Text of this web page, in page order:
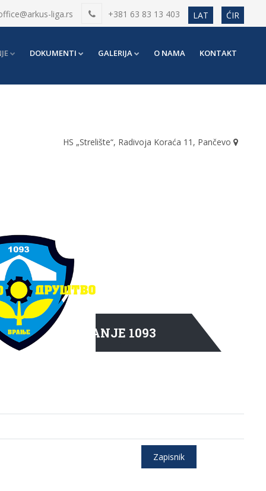
liga.rs +381 63 83 13 403 LAT ĆIR
DOKUMENTI GALERIJA O NAMA KONTAKT
HS „Strelište“, Radivoja Koraća 11, Pančevo
VRANJE 1093
Zapisnik